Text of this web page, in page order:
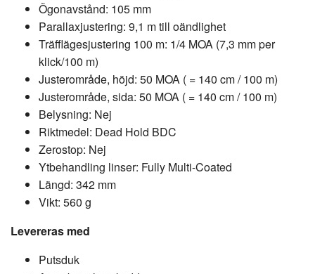
Ögonavstånd: 105 mm
Parallaxjustering: 9,1 m till oändlighet
Träfflägesjustering 100 m: 1/4 MOA (7,3 mm per
klick/100 m)
Justerområde, höjd: 50 MOA ( = 140 cm / 100 m)
Justerområde, sida: 50 MOA ( = 140 cm / 100 m)
Belysning: Nej
Riktmedel: Dead Hold BDC
Zerostop: Nej
Ytbehandling linser: Fully Multi-Coated
Längd: 342 mm
Vikt: 560 g
Levereras med
Putsduk